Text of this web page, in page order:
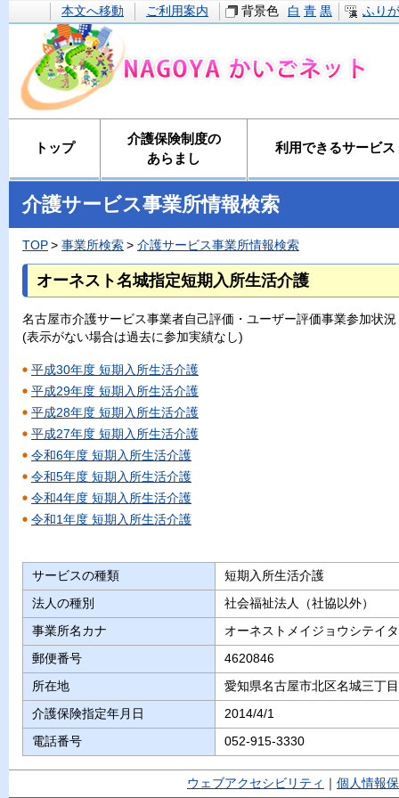
本文へ移動 ご利用案内 背景色 白 青 黒 ふり
トップ
介護保険制度の
あらまし
利用できるサービス
介護サービス事業所情報検索
TOP 事業所検索 介護サービス事業所情報検索
オーネスト名城指定短期入所生活介護
名古屋市介護サービス事業者自己評価・ユーザー評価事業参加状況
(表示がない場合は過去に参加実績なし)
平成30年度 短期入所生活介護
平成29年度 短期入所生活介護
平成28年度 短期入所生活介護
平成27年度 短期入所生活介護
令和6年度 短期入所生活介護
令和5年度 短期入所生活介護
令和4年度 短期入所生活介護
令和1年度 短期入所生活介護
サービスの種類 短期入所生活介護
法人の種別 社会福祉法人（社協以外）
事業所名カナ オーネストメイジョウシテイ
郵便番号 4620846
所在地 愛知県名古屋市北区名城三丁
介護保険指定年月日 2014/4/1
電話番号 052-915-3330
ウェブアクセシビリティ 個人情報